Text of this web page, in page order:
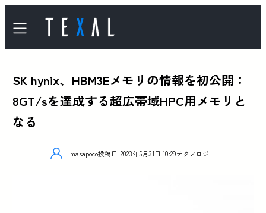
SK hynix、HBM3Eメモリの情報を初公開：
8GT/sを達成する超広帯域HPC用メモリと
なる
masapoco投稿日 2023年5月31日 10:29テクノロジー